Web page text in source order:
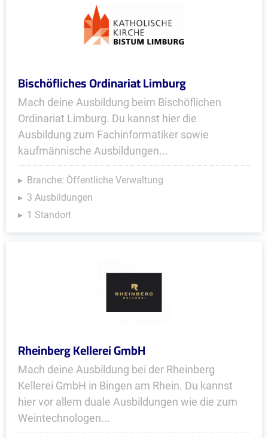
Bischöfliches Ordinariat Limburg
Mach deine Ausbildung beim Bischöflichen
Ordinariat Limburg. Du kannst hier die
Ausbildung zum Fachinformatiker sowie
kaufmännische Ausbildungen...
Branche: Öffentliche Verwaltung
3 Ausbildungen
1 Standort
Rheinberg Kellerei GmbH
Mach deine Ausbildung bei der Rheinberg
Kellerei GmbH in Bingen am Rhein. Du kannst
hier vor allem duale Ausbildungen wie die zum
Weintechnologen...